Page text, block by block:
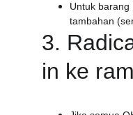
Untuk barang
tambahan
3.
in ke